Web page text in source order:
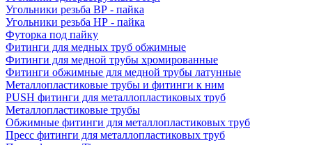
Угольники резьба ВР - пайка
Угольники резьба НР - пайка
Футорка под пайку
Фитинги для медных труб обжимные
Фитинги для медной трубы хромированные
Фитинги обжимные для медной трубы латунные
Металлопластиковые трубы и фитинги к ним
PUSH фитинги для металлопластиковых труб
Металлопластиковые трубы
Обжимные фитинги для металлопластиковых труб
Пресс фитинги для металлопластиковых труб